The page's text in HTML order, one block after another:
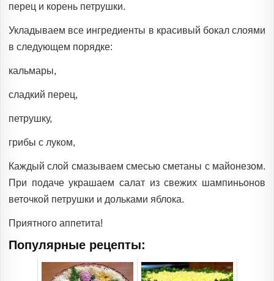
перец и корень петрушки.
Укладываем все ингредиенты в красивый бокал слоями
в следующем порядке:
кальмары,
сладкий перец,
петрушку,
грибы с луком,
Каждый слой смазываем смесью сметаны с майонезом.
При подаче украшаем салат из свежих шампиньонов
веточкой петрушки и дольками яблока.
Приятного аппетита!
Популярные рецепты: